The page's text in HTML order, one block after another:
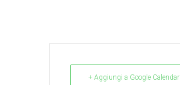
+ Aggiungi a Google Calendar